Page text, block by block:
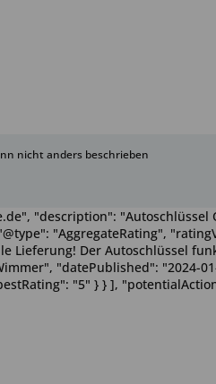
nicht anders beschrieben
"description": "Autoschlüssel
"AggregateRating",
Lieferung! Der Autoschlüssel
"datePublished": "2024-
"5" } } ],